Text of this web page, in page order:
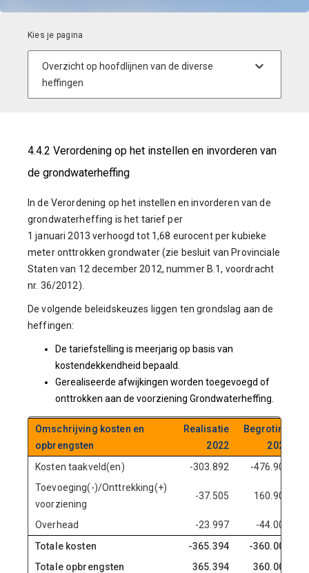
4.4.2 Verordening op het instellen en invorderen van
de grondwaterheffing
In de Verordening op het instellen en invorderen van de
grondwaterheffing is het tarief per
1 januari 2013 verhoogd tot 1,68 eurocent per kubieke
meter onttrokken grondwater (zie besluit van Provinciale
Staten van 12 december 2012, nummer B.1, voordracht
nr. 36/2012).
De volgende beleidskeuzes liggen ten grondslag aan de
heffingen:
De tariefstelling is meerjarig op basis van
kostendekkendheid bepaald.
Gerealiseerde afwijkingen worden toegevoegd of
onttrokken aan de voorziening Grondwaterheffing.
Omschrijving kosten en
opbrengsten
Realisatie
2022
Begroting
2023
Kosten taakveld(en) -303.892
-476.900
Toevoeging(-)/Onttrekking(+)
voorziening
-37.505 160.900
Overhead -23.997
-44.000
Totale kosten
-365.394
-360.000
Totale opbrengsten
365.394
360.000